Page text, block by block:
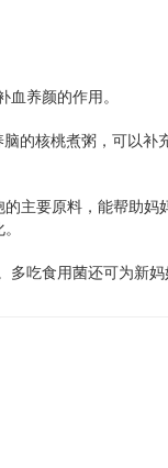
养颜的作用。
的核桃煮粥，可以补
主要原料，能帮助妈
吃食用菌还可为新妈